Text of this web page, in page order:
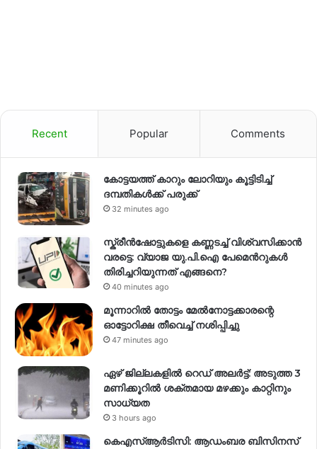
Recent Popular Comments
കോട്ടയത്ത് കാറും ലോറിയും കൂട്ടിടിച്ച്
ദമ്പതികള്‍ക്ക് പരുക്ക്
32 minutes ago
സ്ക്രീൻഷോട്ടുകളെ കണ്ണടച്ച് വിശ്വസിക്കാൻ
വരട്ടെ: വ്യാജ യു.പി.ഐ പേമെന്‍റുകൾ
തിരിച്ചറിയുന്നത് എങ്ങനെ?
40 minutes ago
മൂന്നാറിൽ തോട്ടം മേൽനോട്ടക്കാരന്റെ
ഓട്ടോറിക്ഷ തീവെച്ച് നശിപ്പിച്ചു
47 minutes ago
ഏഴ് ജില്ലകളില്‍ റെഡ് അലര്‍ട്ട്: അടുത്ത 3
മണിക്കൂറിൽ ശക്തമായ മഴക്കും കാറ്റിനും
സാധ്യത
3 hours ago
കെഎസ്ആർടിസി: ആഡംബര ബിസിനസ്